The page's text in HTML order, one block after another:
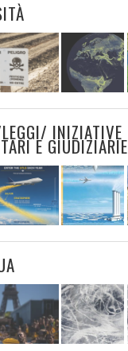
INIZIATIVE
E GIUDIZIARIE